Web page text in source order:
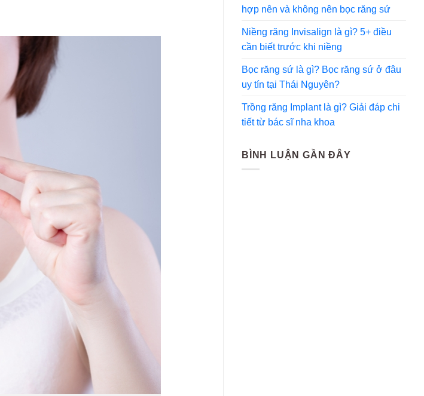
hợp nên và không nên bọc răng sứ
Niềng răng Invisalign là gì? 5+ điều
cần biết trước khi niềng
Bọc răng sứ là gì? Bọc răng sứ ở đâu
uy tín tại Thái Nguyên?
Trồng răng Implant là gì? Giải đáp chi
tiết từ bác sĩ nha khoa
BÌNH LUẬN GẦN ĐÂY